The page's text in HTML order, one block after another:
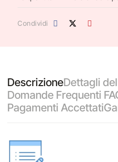
Condividi
DescrizioneDettagli
Domande Frequenti
Pagamenti Accettati